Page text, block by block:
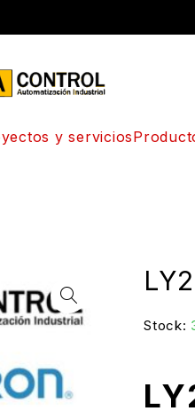
y servicios
Stock: